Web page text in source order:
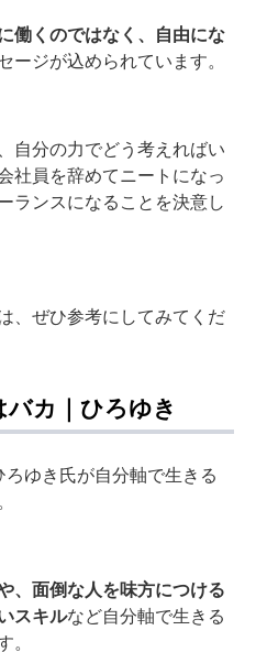
働くのではなく、自由にな
ージが込められています。
自分の力でどう考えればい
社員を辞めてニートになっ
ランスになることを決意し
、ぜひ参考にしてみてくだ
バカ｜ひろゆき
ゆき氏が自分軸で生きる
、面倒な人を味方につける
スキルなど自分軸で生きる
。